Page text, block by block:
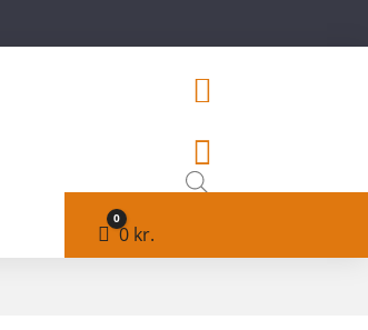


Cart
0
0 kr.